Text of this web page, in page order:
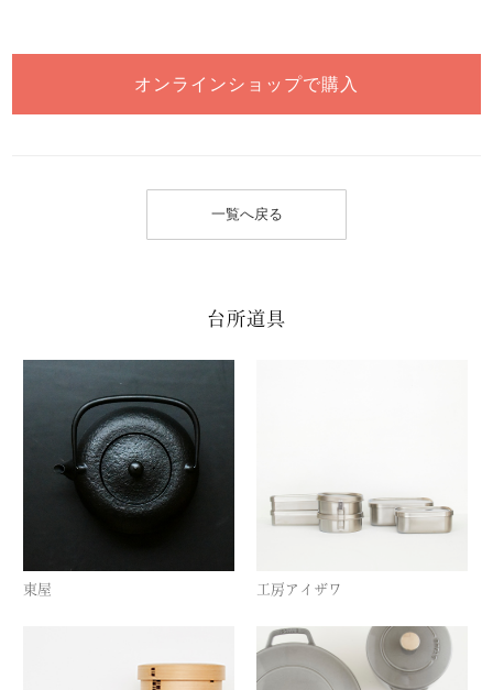
オンラインショップで購入
一覧へ戻る
台所道具
東屋 工房アイザワ